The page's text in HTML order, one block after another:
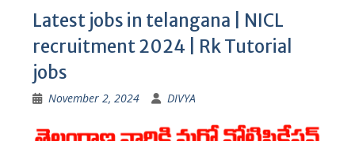
Latest jobs in telangana | NICL
recruitment 2024 | Rk Tutorial
jobs
November 2, 2024 DIVYA